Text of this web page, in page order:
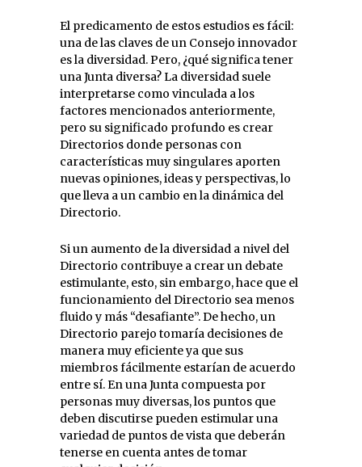
El predicamento de estos estudios es fácil:
una de las claves de un Consejo innovador
es la diversidad. Pero, ¿qué significa tener
una Junta diversa? La diversidad suele
interpretarse como vinculada a los
factores mencionados anteriormente,
pero su significado profundo es crear
Directorios donde personas con
características muy singulares aporten
nuevas opiniones, ideas y perspectivas, lo
que lleva a un cambio en la dinámica del
Directorio.
Si un aumento de la diversidad a nivel del
Directorio contribuye a crear un debate
estimulante, esto, sin embargo, hace que el
funcionamiento del Directorio sea menos
fluido y más “desafiante”. De hecho, un
Directorio parejo tomaría decisiones de
manera muy eficiente ya que sus
miembros fácilmente estarían de acuerdo
entre sí. En una Junta compuesta por
personas muy diversas, los puntos que
deben discutirse pueden estimular una
variedad de puntos de vista que deberán
tenerse en cuenta antes de tomar